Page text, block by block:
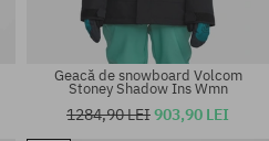
Geacă de snowboard Volcom
Stoney Shadow Ins Wmn
1284,90 LEI903,90 LEI